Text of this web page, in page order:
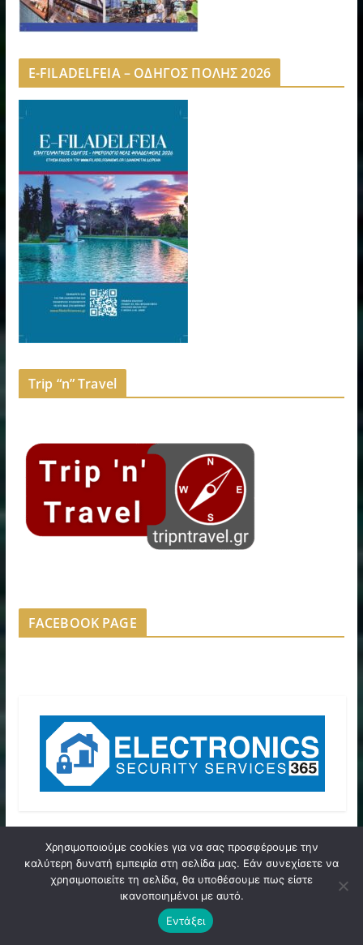
E-FILADELFEIA – ΟΔΗΓΟΣ ΠΟΛΗΣ 2026
Trip “n” Travel
FACEBOOK PAGE
ΠΡΩΤΟΣΕΛΙΔΑ ΕΦΗΜΕΡΙΔΩΝ
Χρησιμοποιούμε cookies για να σας προσφέρουμε την
καλύτερη δυνατή εμπειρία στη σελίδα μας. Εάν συνεχίσετε να
χρησιμοποιείτε τη σελίδα, θα υποθέσουμε πως είστε
ικανοποιημένοι με αυτό.
Εντάξει